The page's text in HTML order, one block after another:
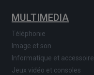
MULTIMEDIA
Téléphonie
Image et son
Informatique et
Jeux vidéo et consoles